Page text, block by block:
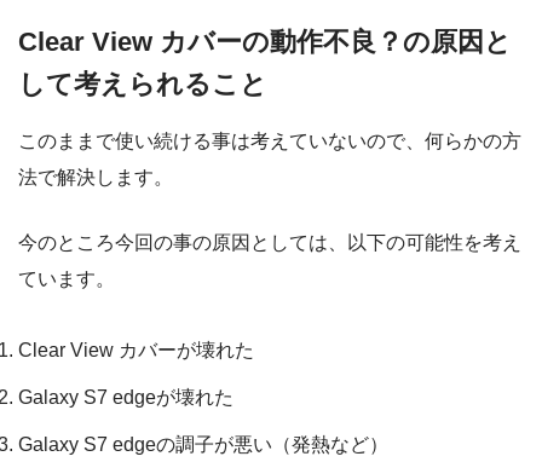
Clear View カバーの動作不良？の原因と
して考えられること
このままで使い続ける事は考えていないので、何らかの方
法で解決します。
今のところ今回の事の原因としては、以下の可能性を考え
ています。
Clear View カバーが壊れた
Galaxy S7 edgeが壊れた
Galaxy S7 edgeの調子が悪い（発熱など）